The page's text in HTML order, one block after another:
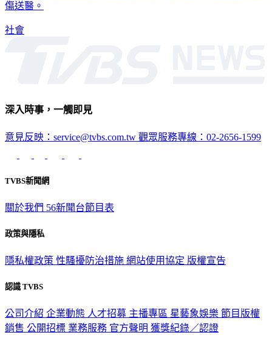
傷送醫。
社會
深入時事，一觸即見
意見反映：service@tvbs.com.tw 觀眾服務專線：02-2656-1599
TVBS新聞網
關於我們 56新聞台節目表
政策與隱私
隱私權政策 性騷擾防治措施 網站使用協定 版權宣告
認識 TVBS
公司介紹 企業動態 人才招募 主播專區 星藝象娛樂 節目版權
銷售 公開招標 業務服務 官方聲明 獲獎紀錄／認證